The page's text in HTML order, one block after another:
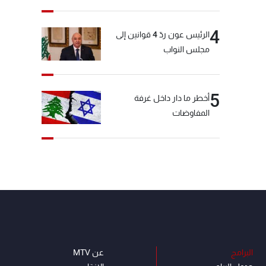
4
الرئيس عون ردّ 4 قوانين إلى
مجلس النواب
5أخطر ما دار داخل غرفة
المفاوضات
البرامج
عن MTV